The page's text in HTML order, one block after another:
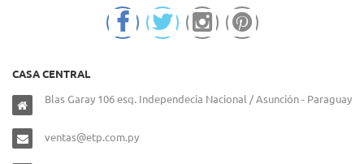
CASA CENTRAL
Blas Garay 106 esq. Independecia Nacional / Asunción - Paraguay
ventas@etp.com.py